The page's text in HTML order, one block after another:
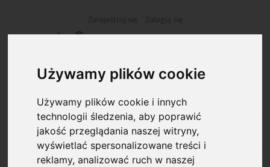
Używamy plików cookie
Używamy plików cookie i innych
technologii śledzenia, aby poprawić
jakość przeglądania naszej witryny,
wyświetlać spersonalizowane treści i
reklamy, analizować ruch w naszej